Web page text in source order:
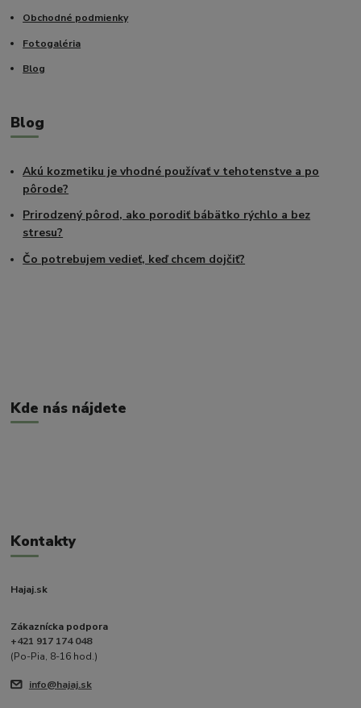
Obchodné podmienky
Fotogaléria
Blog
Blog
Akú kozmetiku je vhodné používať v tehotenstve a po
pôrode?
Prirodzený pôrod, ako porodiť bábätko rýchlo a bez
stresu?
Čo potrebujem vedieť, keď chcem dojčiť?
Kde nás nájdete
Kontakty
Hajaj.sk
Zákaznícka podpora
+421 917 174 048
(Po-Pia, 8-16 hod.)
info@hajaj.sk